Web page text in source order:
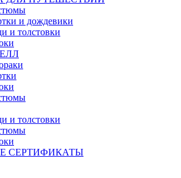
и дождевики
и толстовки
и толстовки
СЕРТИФИКАТЫ